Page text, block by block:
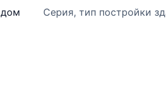
Серия, тип постройки